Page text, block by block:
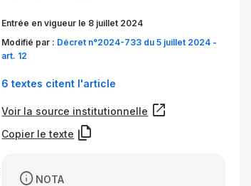
Entrée en vigueur le 8 juillet 2024
Modifié par : Décret n°2024-733 du 5 juillet 2024 -
art. 12
6 textes citent l'article
Voir la source institutionnelle
Copier le texte
NOTA